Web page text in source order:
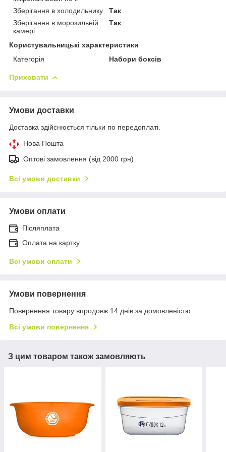
Зберігання в холодильнику
Так
Зберігання в морозильній
камері
Так
Користувальницькі характеристики
Категорія
Набори боксів
Приховати
Умови доставки
Доставка здійснюється тільки по передоплаті.
Нова Пошта
Оптові замовлення (від 2000 грн)
Всі умови доставки
Умови оплати
Післяплата
Оплата на картку
Всі умови оплати
Умови повернення
Повернення товару впродовж 14 днів за домовленістю
Всі умови повернення
З цим товаром також замовляють